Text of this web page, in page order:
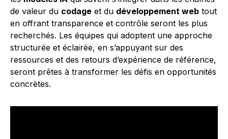
de valeur du codage et du développement web tout
en offrant transparence et contrôle seront les plus
recherchés. Les équipes qui adoptent une approche
structurée et éclairée, en s’appuyant sur des
ressources et des retours d’expérience de référence,
seront prêtes à transformer les défis en opportunités
concrètes.